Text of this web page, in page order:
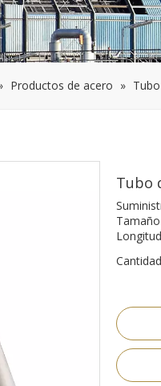
Productos de acero »
Tubo